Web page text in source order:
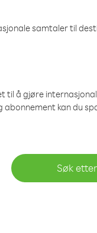
samtaler til
til å gjøre
kan du
Søk